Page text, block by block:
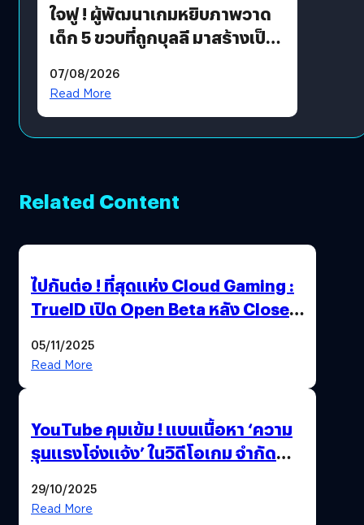
ใจฟู ! ผู้พัฒนาเกมหยิบภาพวาด
เด็ก 5 ขวบที่ถูกบุลลี มาสร้างเป็น
07/08/2026
Read More
Related Content
ไปกันต่อ ! ที่สุดแห่ง Cloud Gaming :
TrueID เปิด Open Beta หลัง Close
Thailand Game Show 2025 ทะลุ 15
05/11/2025
Read More
YouTube คุมเข้ม ! แบนเนื้อหา ‘ความ
รุนแรงโจ่งแจ้ง’ ในวิดีโอเกม จำกัด
29/10/2025
Read More